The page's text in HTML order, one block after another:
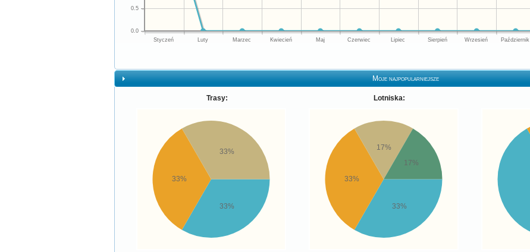
Styczeń Luty Marzec Kwiecień Maj Czerwiec Lipiec Sierpień Wrzesień Październik
0.0
0.5
Moje najpopularniejsze
Trasy:
33%
33%
33%
Lotniska:
33%
33%
17%
17%